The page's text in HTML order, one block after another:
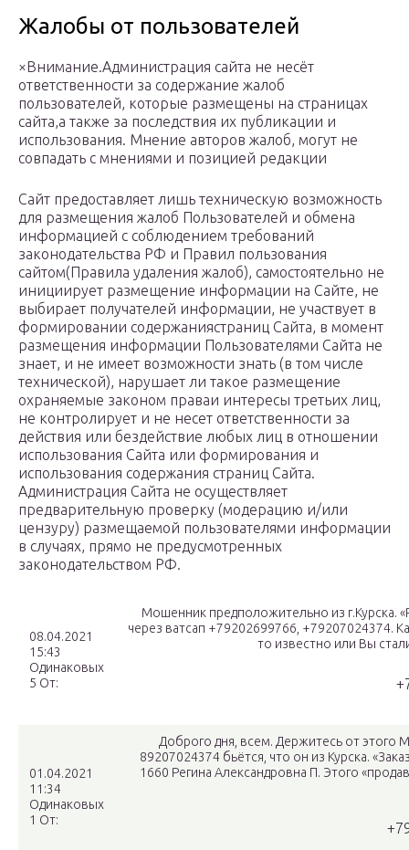
Жалобы от пользователей
×Внимание.Администрация сайта не несёт
ответственности за содержание жалоб
пользователей, которые размещены на страницах
сайта,а также за последствия их публикации и
использования. Мнение авторов жалоб, могут не
совпадать с мнениями и позицией редакции
Сайт предоставляет лишь техническую возможность
для размещения жалоб Пользователей и обмена
информацией с соблюдением требований
законодательства РФ и Правил пользования
сайтом(Правила удаления жалоб), самостоятельно не
инициирует размещение информации на Сайте, не
выбирает получателей информации, не участвует в
формировании содержаниястраниц Сайта, в момент
размещения информации Пользователями Сайта не
знает, и не имеет возможности знать (в том числе
технической), нарушает ли такое размещение
охраняемые законом праваи интересы третьих лиц,
не контролирует и не несет ответственности за
действия или бездействие любых лиц в отношении
использования Сайта или формирования и
использования содержания страниц Сайта.
Администрация Сайта не осуществляет
предварительную проверку (модерацию и/или
цензуру) размещаемой пользователями информации
в случаях, прямо не предусмотренных
законодательством РФ.
08.04.2021
15:43
Одинаковых
5 От:
Мошенник предположительно из г.Курска.
через ватсап +79202699766, +79207024374.
то известно или Вы
01.04.2021
11:34
Одинаковых
1 От:
Доброго дня, всем. Держитесь от этого
89207024374 бьётся, что он из Курска.
1660 Регина Александровна П. Этого